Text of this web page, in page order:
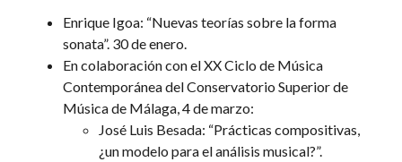
Enrique Igoa: “Nuevas teorías sobre la forma
sonata”. 30 de enero.
En colaboración con el XX Ciclo de Música
Contemporánea del Conservatorio Superior de
Música de Málaga, 4 de marzo:
José Luis Besada: “Prácticas compositivas,
¿un modelo para el análisis musical?”.